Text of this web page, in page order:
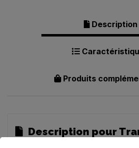
Description
Produits
Description pour